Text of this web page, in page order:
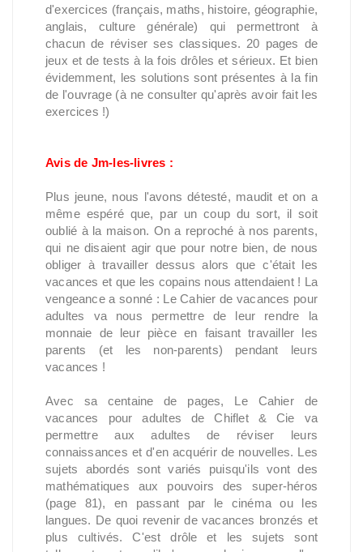
d'exercices (français, maths, histoire, géographie,
anglais, culture générale) qui permettront à
chacun de réviser ses classiques. 20 pages de
jeux et de tests à la fois drôles et sérieux. Et bien
évidemment, les solutions sont présentes à la fin
de l'ouvrage (à ne consulter qu'après avoir fait les
exercices !)
Avis de Jm-les-livres :
Plus jeune, nous l'avons détesté, maudit et on a
même espéré que, par un coup du sort, il soit
oublié à la maison. On a reproché à nos parents,
qui ne disaient agir que pour notre bien, de nous
obliger à travailler dessus alors que c'était les
vacances et que les copains nous attendaient ! La
vengeance a sonné : Le Cahier de vacances pour
adultes va nous permettre de leur rendre la
monnaie de leur pièce en faisant travailler les
parents (et les non-parents) pendant leurs
vacances !
Avec sa centaine de pages, Le Cahier de
vacances pour adultes de Chiflet & Cie va
permettre aux adultes de réviser leurs
connaissances et d'en acquérir de nouvelles. Les
sujets abordés sont variés puisqu'ils vont des
mathématiques aux pouvoirs des super-héros
(page 81), en passant par le cinéma ou les
langues. De quoi revenir de vacances bronzés et
plus cultivés. C'est drôle et les sujets sont